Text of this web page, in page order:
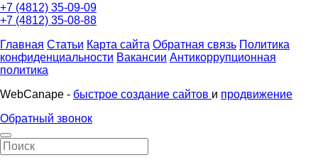
+7 (4812) 35-09-09
+7 (4812) 35-08-88
Главная Статьи Карта сайта Обратная связь Политика
конфиденциальности Вакансии Антикоррупционная
политика
WebCanape - быстрое создание сайтов и продвижение
Обратный звонок